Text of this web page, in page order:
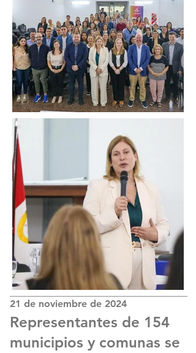
21 de noviembre de 2024
Representantes de 154
municipios y comunas se